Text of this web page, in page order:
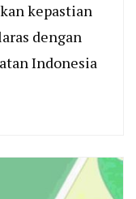
kepastian
dengan
Indonesia